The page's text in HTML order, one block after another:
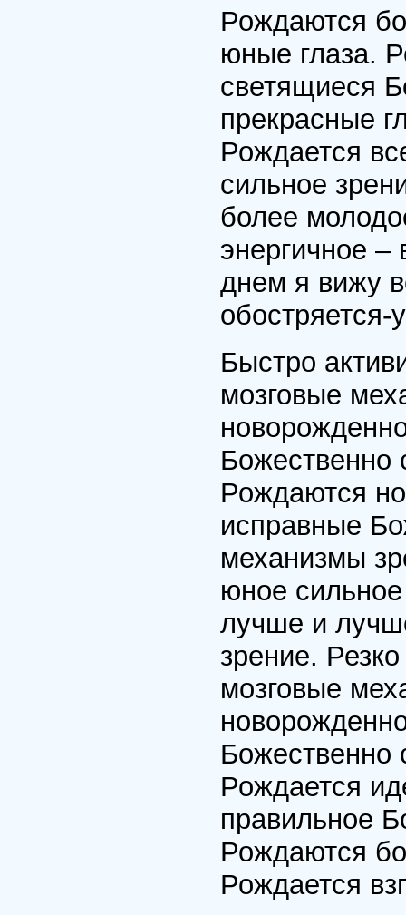
Рождаются
юные глаза.
светящиеся
прекрасные
Рождается
сильное
более
энергичное
днем я вижу
обостряется-
Быстро
мозговые
Божественно
Рождаются
исправные
механизмы
юное
лучше и
зрение.
мозговые
Божественно
Рождается
правильное
Рождаются
Рождается